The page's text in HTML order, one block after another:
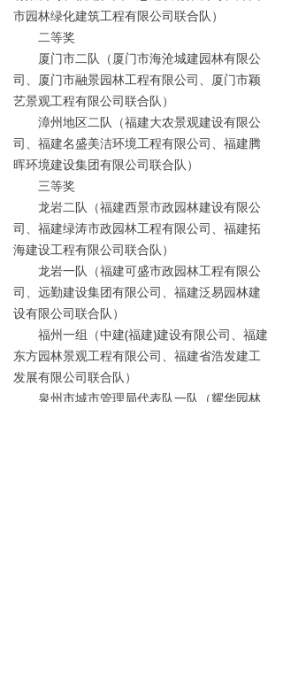
市园林绿化建筑工程有限公司联合队）
二等奖
厦门市二队（厦门市海沧城建园林有限公
司、厦门市融景园林工程有限公司、厦门市颖
艺景观工程有限公司联合队）
漳州地区二队（福建大农景观建设有限公
司、福建名盛美洁环境工程有限公司、福建腾
晖环境建设集团有限公司联合队）
三等奖
龙岩二队（福建西景市政园林建设有限公
司、福建绿涛市政园林工程有限公司、福建拓
海建设工程有限公司联合队）
龙岩一队（福建可盛市政园林工程有限公
司、远勤建设集团有限公司、福建泛易园林建
设有限公司联合队）
福州一组（中建(福建)建设有限公司、福建
东方园林景观工程有限公司、福建省浩发建工
发展有限公司联合队）
泉州市城市管理局代表队一队（耀华园林